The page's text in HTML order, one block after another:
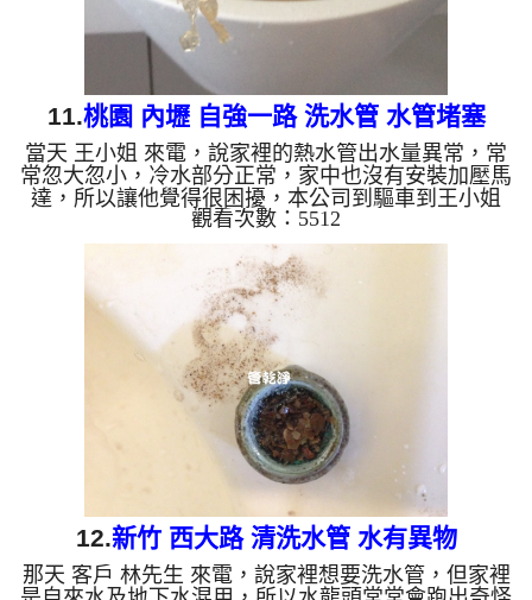
11.桃園 內壢 自強一路 洗水管 水管堵塞
當天 王小姐 來電，說家裡的熱水管出水量異常，常
常忽大忽小，冷水部分正常，家中也沒有安裝加壓馬
達，所以讓他覺得很困擾，本公司到驅車到王小姐
家， 檢測水管問題，並沒有發現管路異常部分，本
公司架起 水管清洗機 ，開始 清洗水管 ，水龍頭噴出
很多髒水，突然噴出了一個塑膠袋碎片，如下圖及影
片，王小姐 看到傻住不能語， 水管清洗 約兩小時
後，出水量變大水也沒有異物了， 林小姐可安心用
熱水了。 清洗水管, 水管清洗, 洗水管, 熱水管堵塞,
熱水忽冷忽熱, 洗管路, 清管路 ...
觀看次數：5512
12.新竹 西大路 清洗水管 水有異物
那天 客戶 林先生 來電，說家裡想要洗水管，但家裡